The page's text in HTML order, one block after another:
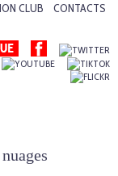
CLUB CONTACTS